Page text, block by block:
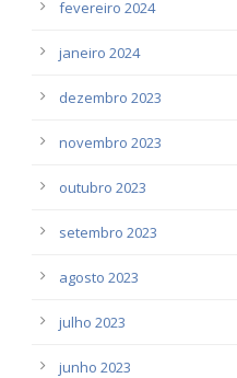
fevereiro 2024
janeiro 2024
dezembro 2023
novembro 2023
outubro 2023
setembro 2023
agosto 2023
julho 2023
junho 2023